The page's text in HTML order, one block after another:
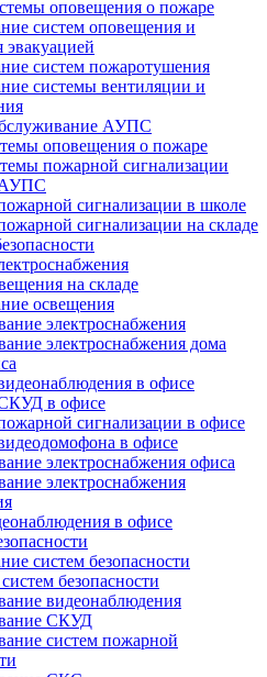
оповещения о пожаре
систем оповещения и
эвакуацией
систем пожаротушения
системы вентиляции и
АУПС
оповещения о пожаре
пожарной сигнализации
АУПС
сигнализации в школе
сигнализации на складе
на складе
освещения
электроснабжения
электроснабжения дома
в офисе
в офисе
сигнализации в офисе
в офисе
электроснабжения офиса
электроснабжения
в офисе
систем безопасности
безопасности
видеонаблюдения
СКУД
систем пожарной